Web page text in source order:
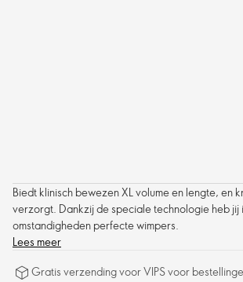
Biedt klinisch bewezen XL volume en lengte, en
verzorgt. Dankzij de speciale technologie heb jij
omstandigheden perfecte wimpers.
Lees meer
Gratis verzending voor VIPS voor